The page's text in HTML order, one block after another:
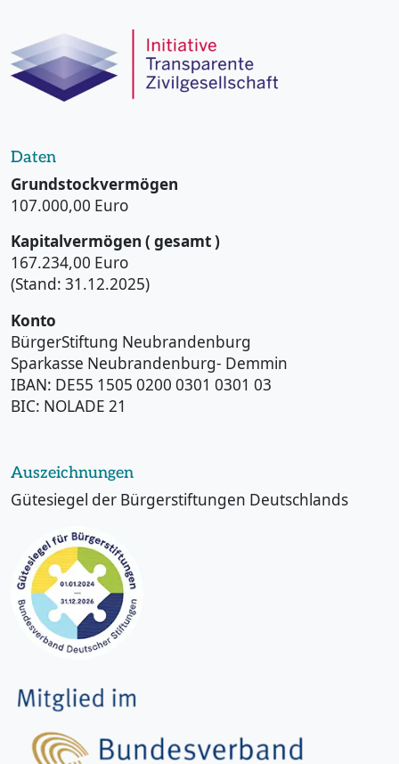
Daten
Grundstockvermögen
107.000,00 Euro
Kapitalvermögen ( gesamt )
167.234,00 Euro
(Stand: 31.12.2025)
Konto
BürgerStiftung Neubrandenburg
Sparkasse Neubrandenburg- Demmin
IBAN: DE55 1505 0200 0301 0301 03
BIC: NOLADE 21
Auszeichnungen
Gütesiegel der Bürgerstiftungen Deutschlands